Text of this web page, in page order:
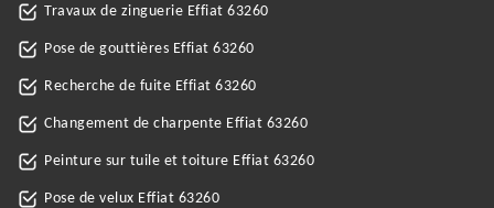
Travaux de zinguerie Effiat 63260
Pose de gouttières Effiat 63260
Recherche de fuite Effiat 63260
Changement de charpente Effiat 63260
Peinture sur tuile et toiture Effiat 63260
Pose de velux Effiat 63260